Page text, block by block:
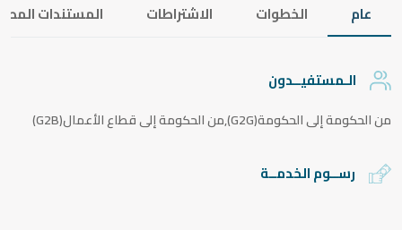
عام الخطوات الاشتراطات المستندات
الـمستفيــدون
من الحكومة إلى الحكومة(G2G),من الحكومة إلى قطاع الأعمال(G2B)
رســوم الخدمــة